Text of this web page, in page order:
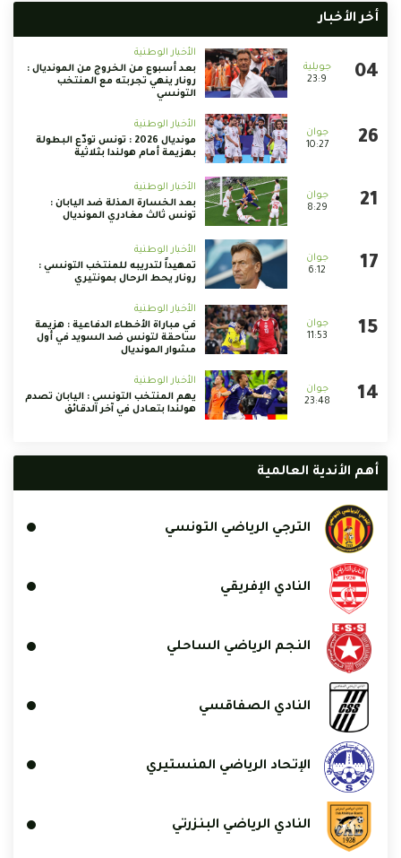
أخر الأخبار
23:9
الأخبار الوطنية
بعد أسبوع من الخروج من المونديال :
رونار ينهي تجربته مع المنتخب
التونسي
10:27
الأخبار الوطنية
مونديال 2026 : تونس تودّع البطولة
بهزيمة أمام هولندا بثلاثية
8:29
الأخبار الوطنية
بعد الخسارة المذلة ضد اليابان :
تونس ثالث مغادري المونديال
6:12
الأخبار الوطنية
تمهيداً لتدريبه للمنتخب التونسي :
رونار يحط الرحال بمونتيري
11:53
الأخبار الوطنية
في مباراة الأخطاء الدفاعية : هزيمة
ساحقة لتونس ضد السويد في أول
مشوار المونديال
23:48
الأخبار الوطنية
يهم المنتخب التونسي : اليابان تصدم
هولندا بتعادل في آخر الدقائق
أهم الأندية العالمية
الترجي الرياضي التونسي
النادي الإفريقي
النجم الرياضي الساحلي
النادي الصفاقسي
الإتحاد الرياضي المنستيري
النادي الرياضي البنزرتي